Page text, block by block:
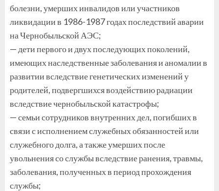
болезни, умерших инвалидов или участников
ликвидации в 1986-1987 годах последствий аварии
на Чернобыльской АЭС;
— дети первого и двух последующих поколений,
имеющих наследственные заболевания и аномалии в
развитии вследствие генетических изменений у
родителей, подвергшихся воздействию радиации
вследствие чернобыльской катастрофы;
— семьи сотрудников внутренних дел, погибших в
связи с исполнением служебных обязанностей или
служебного долга, а также умерших после
увольнения со службы вследствие ранения, травмы,
заболевания, полученных в период прохождения
службы;